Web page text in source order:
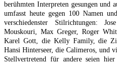
berühmten Interpreten gesungen und
umfasst heute gegen 100 Namen
verschiedenster Stilrichtungen:
Mouskouri, Max Greger, Roger
Karel Gott, die Kelly Family, die
Hansi Hinterseer, die Calimeros, und
Stellvertretend für andere seien